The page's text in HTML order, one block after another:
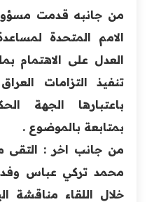
من جانبه قدمت
الامم المتحدة
العدل على الاهتمام
تنفيذ التزامات
باعتبارها الجهة
بمتابعة ‏بالموضوع .‏
من جانب اخر : التقى
محمد تركي ‏عباس
خلال اللقاء مناقشة